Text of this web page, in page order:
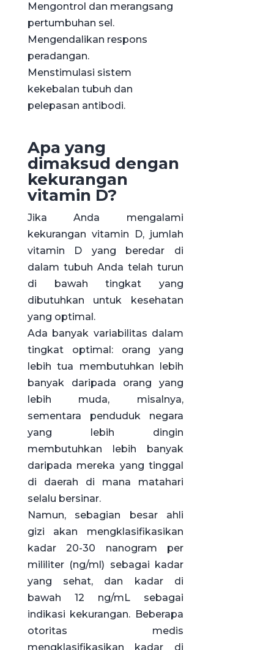
Mengontrol dan merangsang
pertumbuhan sel.
Mengendalikan respons
peradangan.
Menstimulasi sistem
kekebalan tubuh dan
pelepasan antibodi.
Apa yang
dimaksud dengan
kekurangan
vitamin D?
Jika Anda mengalami
kekurangan vitamin D, jumlah
vitamin D yang beredar di
dalam tubuh Anda telah turun
di bawah tingkat yang
dibutuhkan untuk kesehatan
yang optimal.
Ada banyak variabilitas dalam
tingkat optimal: orang yang
lebih tua membutuhkan lebih
banyak daripada orang yang
lebih muda, misalnya,
sementara penduduk negara
yang lebih dingin
membutuhkan lebih banyak
daripada mereka yang tinggal
di daerah di mana matahari
selalu bersinar.
Namun, sebagian besar ahli
gizi akan mengklasifikasikan
kadar 20-30 nanogram per
mililiter (ng/ml) sebagai kadar
yang sehat, dan kadar di
bawah 12 ng/mL sebagai
indikasi kekurangan. Beberapa
otoritas medis
mengklasifikasikan kadar di